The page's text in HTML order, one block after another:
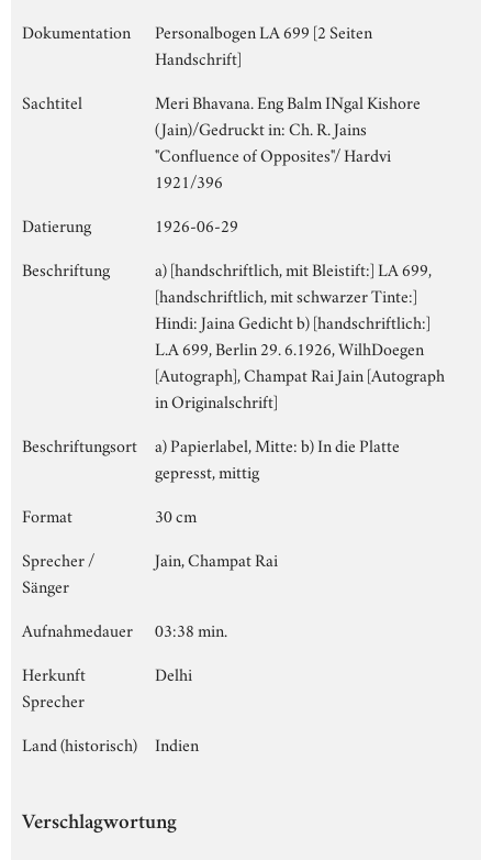
Dokumentation
Personalbogen LA 699 [2 Seiten
Handschrift]
Sachtitel
Meri Bhavana. Eng Balm INgal Kishore
(Jain)/Gedruckt in: Ch. R. Jains
"Confluence of Opposites"/ Hardvi
1921/396
Datierung
1926-06-29
Beschriftung
a) [handschriftlich, mit Bleistift:] LA 699,
[handschriftlich, mit schwarzer Tinte:]
Hindi: Jaina Gedicht b) [handschriftlich:]
L.A 699, Berlin 29. 6.1926, WilhDoegen
[Autograph], Champat Rai Jain [Autograph
in Originalschrift]
Beschriftungsort
a) Papierlabel, Mitte: b) In die Platte
gepresst, mittig
Format
30 cm
Sprecher /
Sänger
Jain, Champat Rai
Aufnahmedauer
03:38 min.
Herkunft
Sprecher
Delhi
Land (historisch) Indien
Verschlagwortung